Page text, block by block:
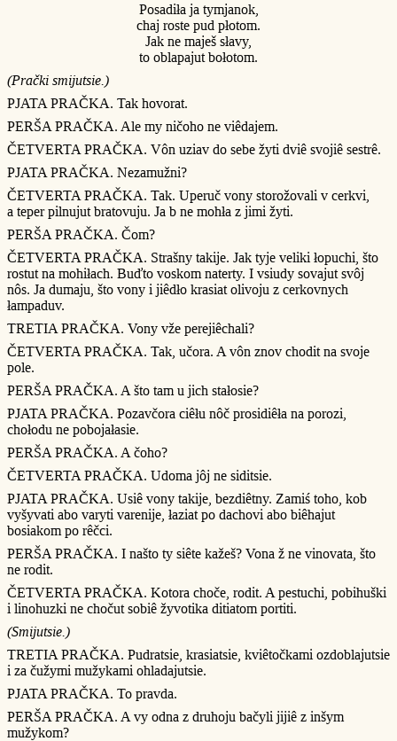
Posadiła ja tymjanok,
chaj roste pud płotom.
Jak ne maješ słavy,
to oblapajut bołotom.
(Prački smijutsie.)
PJATA PRAČKA. Tak hovorat.
PERŠA PRAČKA. Ale my ničoho ne viêdajem.
ČETVERTA PRAČKA. Vôn uziav do sebe žyti dviê svojiê sestrê.
PJATA PRAČKA. Nezamužni?
ČETVERTA PRAČKA. Tak. Uperuč vony storožovali v cerkvi,
a teper pilnujut bratovuju. Ja b ne mohła z jimi žyti.
PERŠA PRAČKA. Čom?
ČETVERTA PRAČKA. Strašny takije. Jak tyje veliki łopuchi, što
rostut na mohiłach. Buďto voskom naterty. I vsiudy sovajut svôj
nôs. Ja dumaju, što vony i jiêdło krasiat olivoju z cerkovnych
łampaduv.
TRETIA PRAČKA. Vony vže perejiêchali?
ČETVERTA PRAČKA. Tak, učora. A vôn znov chodit na svoje
pole.
PERŠA PRAČKA. A što tam u jich stałosie?
PJATA PRAČKA. Pozavčora ciêłu nôč prosidiêła na porozi,
chołodu ne pobojałasie.
PERŠA PRAČKA. A čoho?
ČETVERTA PRAČKA. Udoma jôj ne siditsie.
PJATA PRAČKA. Usiê vony takije, bezdiêtny. Zamiś toho, kob
vyšyvati abo varyti varenije, łaziat po dachovi abo biêhajut
bosiakom po rêčci.
PERŠA PRAČKA. I našto ty siête kažeš? Vona ž ne vinovata, što
ne rodit.
ČETVERTA PRAČKA. Kotora choče, rodit. A pestuchi, pobihuški
i linohuzki ne chočut sobiê žyvotika ditiatom portiti.
(Smijutsie.)
TRETIA PRAČKA. Pudratsie, krasiatsie, kviêtočkami ozdoblajutsie
i za čužymi mužykami ohladajutsie.
PJATA PRAČKA. To pravda.
PERŠA PRAČKA. A vy odna z druhoju bačyli jijiê z inšym
mužykom?